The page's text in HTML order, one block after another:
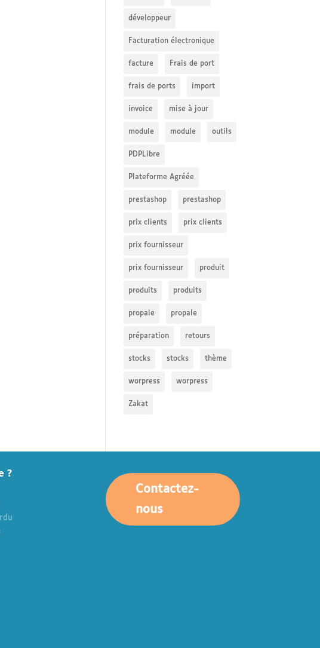
développeur
Facturation électronique
facture Frais de port
frais de ports import
invoice mise à jour
module module outils
PDPLibre
Plateforme Agréée
prestashop prestashop
prix clients prix clients
prix fournisseur
prix fournisseur produit
produits produits
propale propale
préparation retours
stocks stocks thème
worpress worpress
Zakat
?
Contactez-
nous